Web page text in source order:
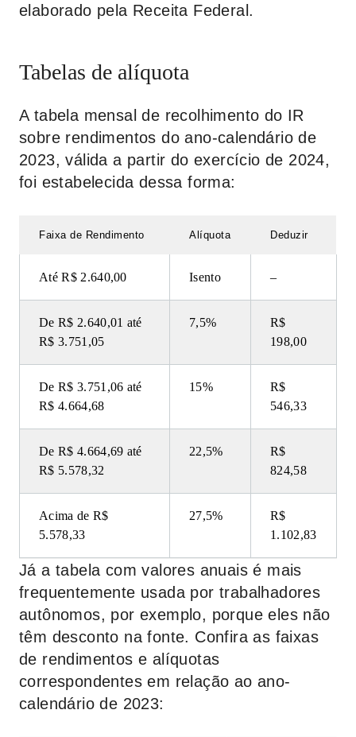
elaborado pela Receita Federal.
Tabelas de alíquota
A tabela mensal de recolhimento do IR
sobre rendimentos do ano-calendário de
2023, válida a partir do exercício de 2024,
foi estabelecida dessa forma:
Faixa de Rendimento Alíquota Deduzir
Até R$ 2.640,00 Isento –
De R$ 2.640,01 até
R$ 3.751,05
7,5%
R$
198,00
De R$ 3.751,06 até
R$ 4.664,68
15%
R$
546,33
De R$ 4.664,69 até
R$ 5.578,32
22,5%
R$
824,58
Acima de R$
5.578,33
27,5%
R$
1.102,83
Já a tabela com valores anuais é mais
frequentemente usada por trabalhadores
autônomos, por exemplo, porque eles não
têm desconto na fonte. Confira as faixas
de rendimentos e alíquotas
correspondentes em relação ao ano-
calendário de 2023: